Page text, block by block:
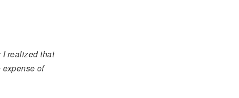
I realized that
of